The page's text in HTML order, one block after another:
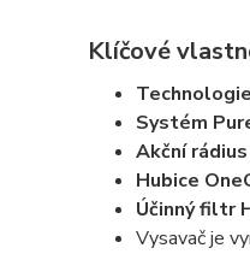
Klíčové
Systém
Akční
Hubice
Účinný filtr
Vysavač je